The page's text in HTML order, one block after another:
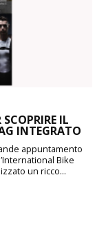
IL
INTEGRATO
appuntamento
Bike
un ricco...